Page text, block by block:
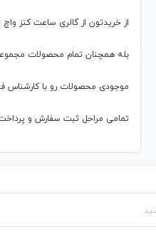
از خریدتون از گالری ساعت کنز واچ
بله همچنان تمام محصولات
موجودی محصولات رو با کارشناس فروش و شماره
تمامی مراحل ثبت سفارش و